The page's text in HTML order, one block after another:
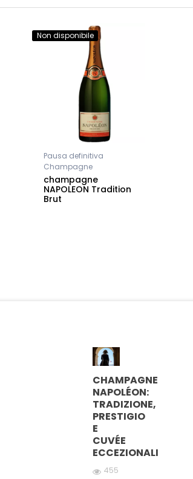
Non disponibile
Pausa definitiva
Champagne
champagne
NAPOLEON Tradition
Brut
CHAMPAGNE
NAPOLÉON:
TRADIZIONE,
PRESTIGIO
E
CUVÉE
ECCEZIONALI
455